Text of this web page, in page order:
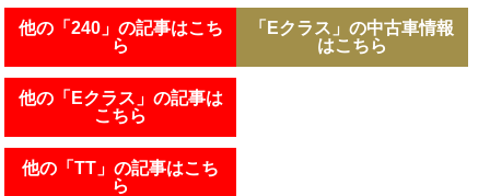
他の「240」の記事はこち
ら
他の「Eクラス」の記事は
こちら
他の「TT」の記事はこち
ら
「Eクラス」の中古車情報
はこちら